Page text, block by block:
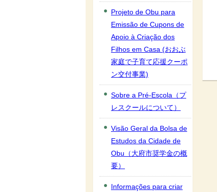
Projeto de Obu para
Emissão de Cupons de
Apoio à Criação dos
Filhos em Casa (おおぶ
家庭で子育て応援クーポ
ン交付事業)
Sobre a Pré-Escola（プ
レスクールについて）
Visão Geral da Bolsa de
Estudos da Cidade de
Obu（大府市奨学金の概
要）
Informações para criar